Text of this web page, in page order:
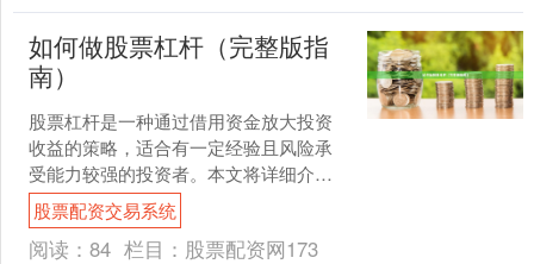
如何做股票杠杆（完整版指
南）
股票杠杆是一种通过借用资金放大投资
收益的策略，适合有一定经验且风险承
受能力较强的投资者。本文将详细介绍
股票杠杆的操作方式、风险控制及注意
事项，帮助您全面了解这一....
股票配资交易系统
阅读： 84 栏目： 股票配资网173